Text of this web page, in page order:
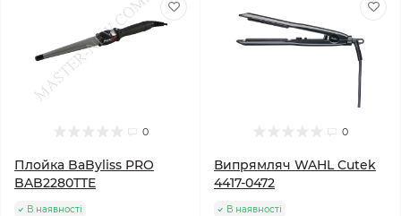
0
Плойка BaByliss PRO
BAB2280TTE
В наявності
0
Випрямляч WAHL Cutek
4417-0472
В наявності